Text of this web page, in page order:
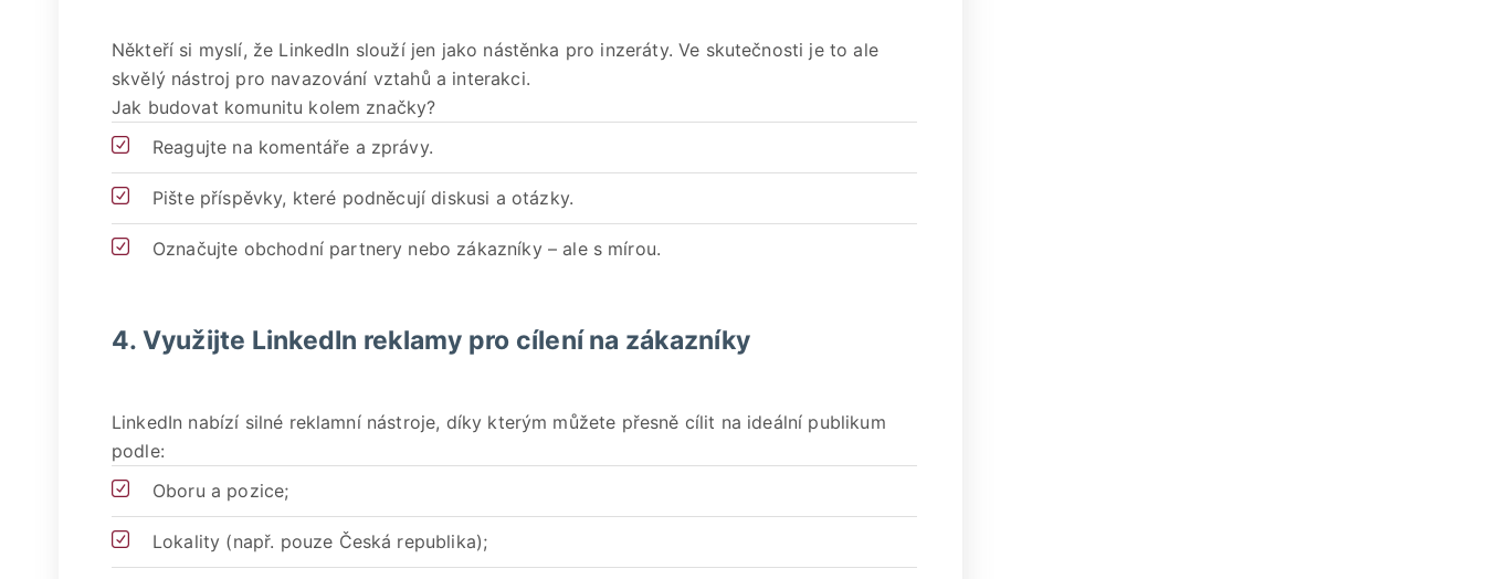
Někteří si myslí, že LinkedIn slouží jen jako nástěnka pro inzeráty. Ve skutečnosti je to ale
skvělý nástroj pro navazování vztahů a interakci.
Jak budovat komunitu kolem značky?
Reagujte na komentáře a zprávy.
Pište příspěvky, které podněcují diskusi a otázky.
Označujte obchodní partnery nebo zákazníky – ale s mírou.
4. Využijte LinkedIn reklamy pro cílení na zákazníky
LinkedIn nabízí silné reklamní nástroje, díky kterým můžete přesně cílit na ideální publikum
podle:
Oboru a pozice;
Lokality (např. pouze Česká republika);